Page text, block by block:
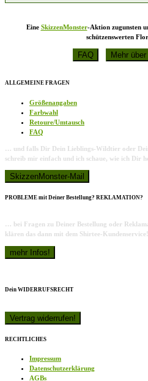
Eine SkizzenMonster-Aktion zugunsten
schützenswerten
ALLGEMEINE FRAGEN
Größenangaben
Farbwahl
Retoure/Umtausch
FAQ
… und falls Dir Dein Lieblings-Wildtier oder
schreib mir einfach und ich schaue, wie ich Dir
PROBLEME mit Deiner Bestellung? REKLAMATION?
… bei Fragen zu Deiner Bestellung oder
klären das dann mit dem Shirtee-Kundenservice!
Dein WIDERRUFSRECHT
RECHTLICHES
Impressum
Datenschutzerklärung
AGBs